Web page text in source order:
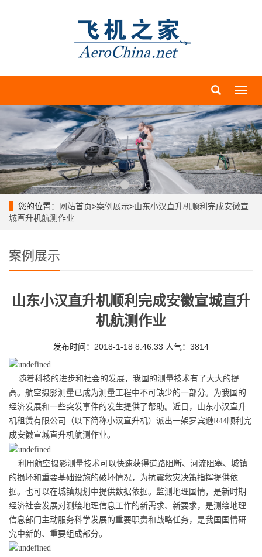
导
菜
单
您的位置： 网站首页>案例展示>山东小汉直升机顺利完成安徽宣
城直升机航测作业
案例展示
山东小汉直升机顺利完成安徽宣城直升
机航测作业
发布时间：2018-1-18 8:46:33 人气：3814
随着科技的进步和社会的发展，我国的测量技术有了大大的提
高。航空摄影测量已成为测量工程中不可缺少的一部分。为我国的
经济发展和一些突发事件的发生提供了帮助。近日，山东小汉直升
机租赁有限公司（以下简称小汉直升机）派出一架罗宾逊R44顺利完
成安徽宣城直升机航测作业。
利用航空摄影测量技术可以快速获得道路阻断、河流阻塞、城镇
的损坏和重要基础设施的破坏情况，为抗震救灾决策指挥提供依
据。也可以在城镇规划中提供数据依据。监测地理国情，是新时期
经济社会发展对测绘地理信息工作的新需求、新要求，是测绘地理
信息部门主动服务科学发展的重要职责和战略任务，是我国国情研
究中新的、重要组成部分。